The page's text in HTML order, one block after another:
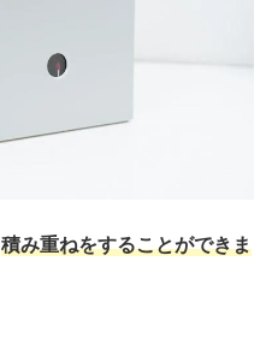
積み重ねをすることができま